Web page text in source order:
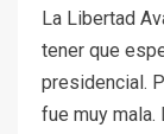
La Libertad
tener que
presidencial.
fue muy